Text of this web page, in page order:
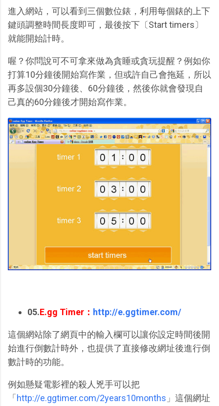
進入網站，可以看到三個數位錶，利用每個錶的上下
鍵頭調整時間長度即可，最後按下〔Start timers〕
就能開始計時。
喔？你問說可不可拿來做為貪睡或貪玩提醒？例如你
打算10分鐘後開始寫作業，但或許自己會拖延，所以
再多設個30分鐘後、60分鐘後，然後你就會發現自
己真的60分鐘後才開始寫作業。
05.E.gg Timer： http://e.ggtimer.com/
這個網站除了網頁中的輸入欄可以讓你設定時間後開
始進行倒數計時外，也提供了直接修改網址後進行倒
數計時的功能。
例如懸疑電影裡的殺人兇手可以把
「 http://e.ggtimer.com/2years10months 」這個網址